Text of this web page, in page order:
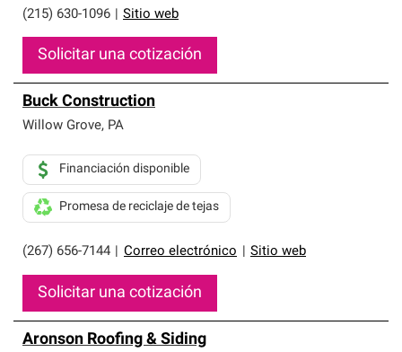
(215) 630-1096
Sitio web
Solicitar una cotización
Buck Construction
Willow Grove, PA
(267) 656-7144 Correo electrónico Sitio web
Financiación disponible
Promesa de reciclaje de tejas
Solicitar una cotización
Aronson Roofing & Siding